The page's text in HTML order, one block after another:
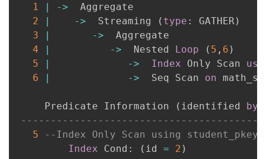
1
| ->
2
| ->
  Streaming
( type : GATHER)
3
| ->
4
| ->
  Nested
Loop ( 5 , 6 )
5
| -> Index Only Scan
6
| ->
  Seq Scan
on
     Predicate Information
( identified by
5
--Index Only Scan using student_pkey
Index Cond: ( id = 2 )